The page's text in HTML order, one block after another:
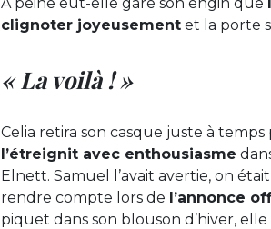
clignoter joyeusement et la porte
« La voilà ! »
Celia retira son casque juste à
l’étreignit avec enthousiasme
Elnett. Samuel l’avait avertie, on
rendre compte lors de l’annonce
piquet dans son blouson d’hiver,